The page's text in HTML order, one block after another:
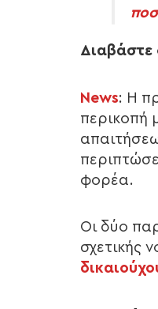
Διαβάστε
News: Η
περικοπή
φορέα.
Οι δύο
σχετικής